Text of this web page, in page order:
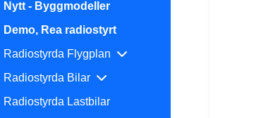
Nytt - Byggmodeller
Demo, Rea radiostyrt
Radiostyrda Flygplan
Radiostyrda Bilar
Radiostyrda Lastbilar